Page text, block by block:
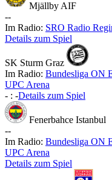
Mjällby AIF
--
Im Radio: SRO Radio
Details zum Spiel
SK Sturm Graz
Im Radio: Bundesliga ON
UPC Arena
- : -Details zum Spiel
Fenerbahce Istanbul
--
Im Radio: Bundesliga ON
UPC Arena
Details zum Spiel